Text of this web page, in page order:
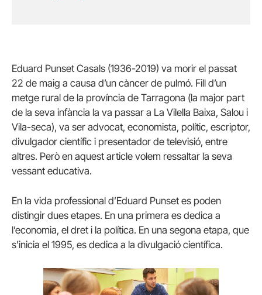
Eduard Punset Casals (1936-2019) va morir el passat
22 de maig a causa d’un càncer de pulmó. Fill d’un
metge rural de la província de Tarragona (la major part
de la seva infància la va passar a La Vilella Baixa, Salou i
Vila-seca), va ser advocat, economista, polític, escriptor,
divulgador científic i presentador de televisió, entre
altres. Però en aquest article volem ressaltar la seva
vessant educativa.
En la vida professional d’Eduard Punset es poden
distingir dues etapes. En una primera es dedica a
l’economia, el dret i la política. En una segona etapa, que
s’inicia el 1995, es dedica a la divulgació científica.